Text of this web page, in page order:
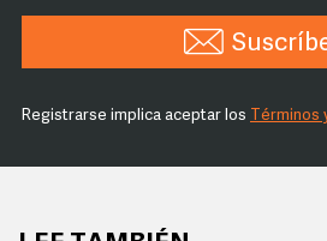
Registrarse implica aceptar los Términos